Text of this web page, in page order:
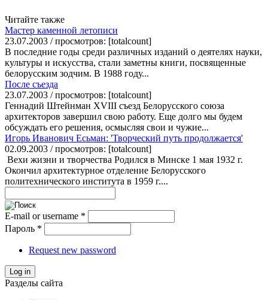
Читайте также
Мастер каменной летописи
23.07.2003 / просмотров: [totalcount]
В последние годы среди различных изданий о деятелях науки,
культуры и искусства, стали заметны книги, посвященные
белорусским зодчим. В 1988 году...
После съезда
23.07.2003 / просмотров: [totalcount]
Геннадий Штейнман XVIII съезд Белорусского союза
архитекторов завершил свою работу. Еще долго мы будем
обсуждать его решения, осмысляя свои и чужие...
Игорь Иванович Есьман: 'Творческий путь продолжается'
02.09.2003 / просмотров: [totalcount]
Вехи жизни и творчества Родился в Минске 1 мая 1932 г.
Окончил архитектурное отделение Белорусского
политехнического института в 1959 г....
E-mail or username *
Пароль *
Request new password
Log in
Разделы сайта